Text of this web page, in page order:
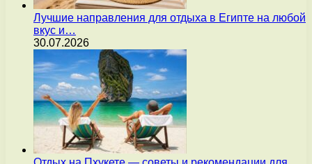
Лучшие направления для отдыха в Египте на любой
вкус и…
30.07.2026